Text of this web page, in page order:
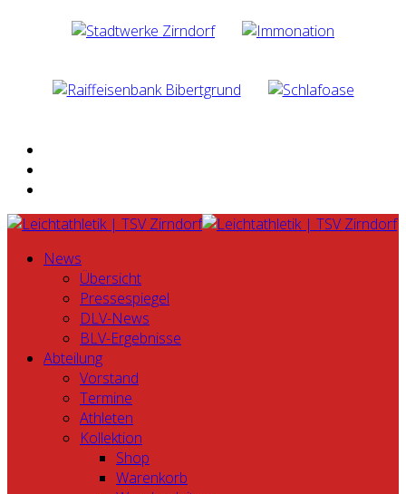
News
Übersicht
Pressespiegel
DLV-News
BLV-Ergebnisse
Abteilung
Vorstand
Termine
Athleten
Kollektion
Shop
Warenkorb